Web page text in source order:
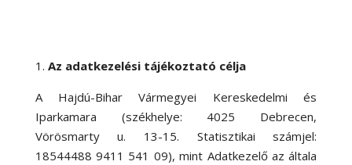
Az adatkezelési tájékoztató célja
A Hajdú-Bihar Vármegyei Kereskedelmi és
Iparkamara (székhelye: 4025 Debrecen,
Vörösmarty u. 13-15. Statisztikai számjel:
18544488 9411 541 09), mint Adatkezelő az általa